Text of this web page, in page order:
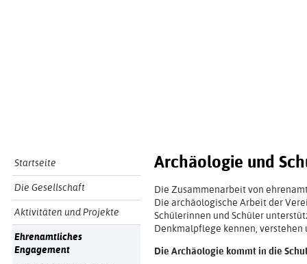
Startseite
Die Gesellschaft
Aktivitäten und Projekte
Ehrenamtliches
Engagement
Archäologie und
Die Zusammenarbeit von
Die archäologische Arbeit der
Schülerinnen und Schüler
Denkmalpflege kennen, verstehen
Die Archäologie kommt in die